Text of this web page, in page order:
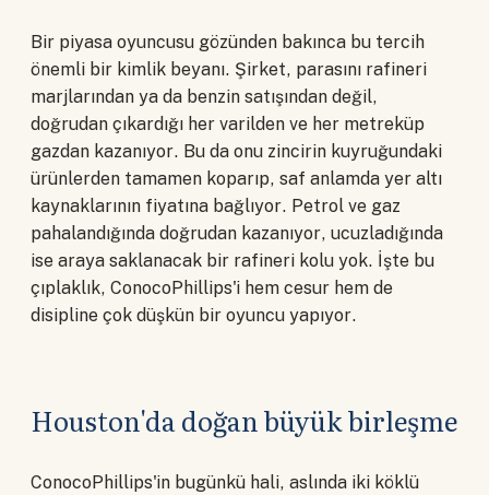
Bir piyasa oyuncusu gözünden bakınca bu tercih
önemli bir kimlik beyanı. Şirket, parasını rafineri
marjlarından ya da benzin satışından değil,
doğrudan çıkardığı her varilden ve her metreküp
gazdan kazanıyor. Bu da onu zincirin kuyruğundaki
ürünlerden tamamen koparıp, saf anlamda yer altı
kaynaklarının fiyatına bağlıyor. Petrol ve gaz
pahalandığında doğrudan kazanıyor, ucuzladığında
ise araya saklanacak bir rafineri kolu yok. İşte bu
çıplaklık, ConocoPhillips'i hem cesur hem de
disipline çok düşkün bir oyuncu yapıyor.
Houston'da doğan büyük birleşme
ConocoPhillips'in bugünkü hali, aslında iki köklü